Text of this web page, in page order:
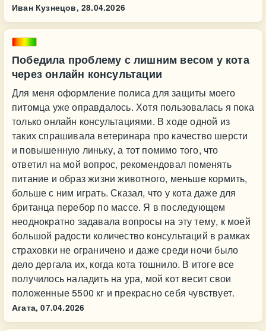
Иван Кузнецов, 28.04.2026
Победила проблему с лишним весом у кота
через онлайн консультации
Для меня оформление полиса для защиты моего
питомца уже оправдалось. Хотя пользовалась я пока
только онлайн консультациями. В ходе одной из
таких спрашивала ветеринара про качество шерсти
и повышенную линьку, а тот помимо того, что
ответил на мой вопрос, рекомендовал поменять
питание и образ жизни животного, меньше кормить,
больше с ним играть. Сказал, что у кота даже для
британца перебор по массе. Я в последующем
неоднократно задавала вопросы на эту тему, к моей
большой радости количество консультаций в рамках
страховки не ограничено и даже среди ночи было
дело дергала их, когда кота тошнило. В итоге все
получилось наладить на ура, мой кот весит свои
положенные 5500 кг и прекрасно себя чувствует.
Агата, 07.04.2026